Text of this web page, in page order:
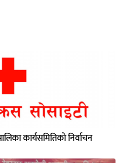
कार्यसमितिको निर्वाचन